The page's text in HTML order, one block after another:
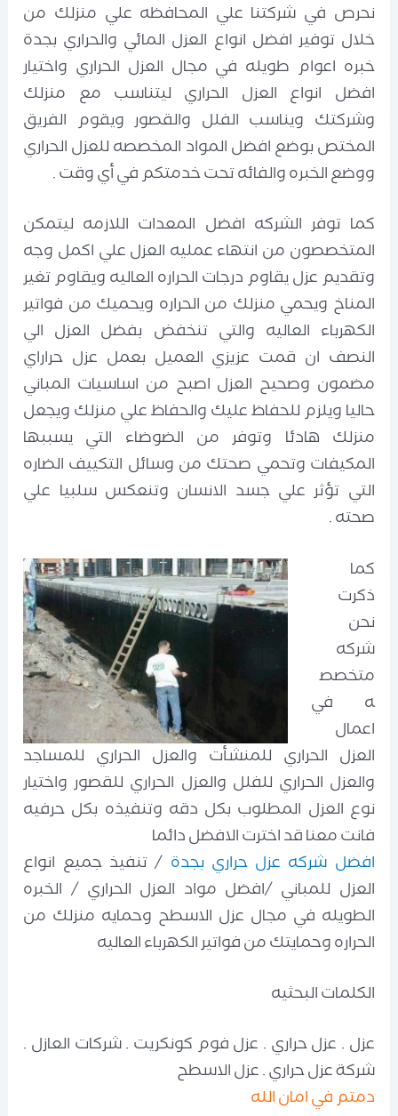
نحرص في شركتنا علي المحافظه علي منزلك من
خلال توفير افضل انواع العزل المائي والحراري بجدة
خبره اعوام طويله في مجال العزل الحراري واختيار
افضل انواع العزل الحراري ليتناسب مع منزلك
وشركتك ويناسب الفلل والقصور ويقوم الفريق
المختص بوضع افضل المواد المخصصه للعزل الحراري
ووضع الخبره والفائه تحت خدمتكم في أي وقت .
كما توفر الشركه افضل المعدات اللازمه ليتمكن
المتخصصون من انتهاء عمليه العزل علي اكمل وجه
وتقديم عزل يقاوم درجات الحراره العاليه ويقاوم تغير
المناخ ويحمي منزلك من الحراره ويحميك من فواتير
الكهرباء العاليه والتي تنخفض بفضل العزل الي
النصف ان قمت عزيزي العميل بعمل عزل حراراي
مضمون وصحيح العزل اصبح من اساسيات المباني
حاليا ويلزم للحفاظ عليك والحفاظ علي منزلك ويجعل
منزلك هادئا وتوفر من الضوضاء التي يسببها
المكيفات وتحمي صحتك من وسائل التكييف الضاره
التي تؤثر علي جسد الانسان وتنعكس سلبيا علي
صحته .
كما
ذكرت
نحن
شركه
متخصص
ه في
اعمال
العزل الحراري للمنشأت والعزل الحراري للمساجد
والعزل الحراري للفلل والعزل الحراري للقصور واختيار
نوع العزل المطلوب بكل دقه وتنفيذه بكل حرفيه
فانت معنا قد اخترت الافضل دائما
افضل شركه عزل حراري بجدة / تنفيذ جميع انواع
العزل للمباني /افضل مواد العزل الحراري / الخبره
الطويله في مجال عزل الاسطح وحمايه منزلك من
الحراره وحمايتك من فواتير الكهرباء العاليه
الكلمات البحثيه
عزل . عزل حراري . عزل فوم كونكريت . شركات العازل .
شركة عزل حراري . عزل الاسطح
دمتم في امان الله